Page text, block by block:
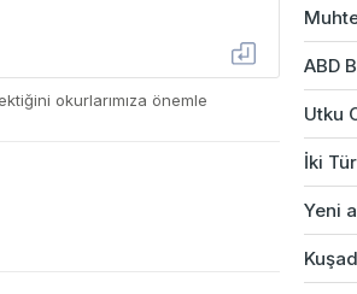
okurlarımıza önemle
ABD
Utku
İki
Yeni